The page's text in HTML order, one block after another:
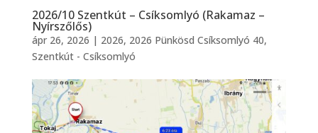
2026/10 Szentkút – Csíksomlyó (Rakamaz –
Nyírszőlős)
ápr 26, 2026 | 2026, 2026 Pünkösd Csíksomlyó 40,
Szentkút - Csíksomlyó